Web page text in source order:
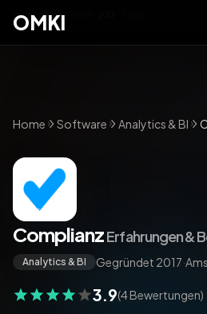
OMKI 2027
OMKI
Home Software Analytics & BI
ComplianzErfahrungen &
Analytics & BI Gegründet 2017·
3.9(4 Bewertungen)